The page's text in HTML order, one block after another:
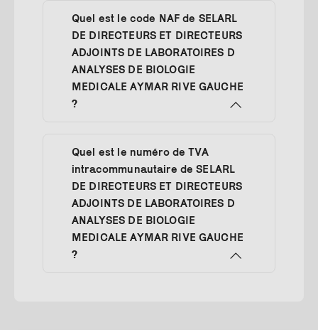
Quel est le code NAF de SELARL
DE DIRECTEURS ET DIRECTEURS
ADJOINTS DE LABORATOIRES D
ANALYSES DE BIOLOGIE
MEDICALE AYMAR RIVE GAUCHE
?
Quel est le numéro de TVA
intracommunautaire de SELARL
DE DIRECTEURS ET DIRECTEURS
ADJOINTS DE LABORATOIRES D
ANALYSES DE BIOLOGIE
MEDICALE AYMAR RIVE GAUCHE
?